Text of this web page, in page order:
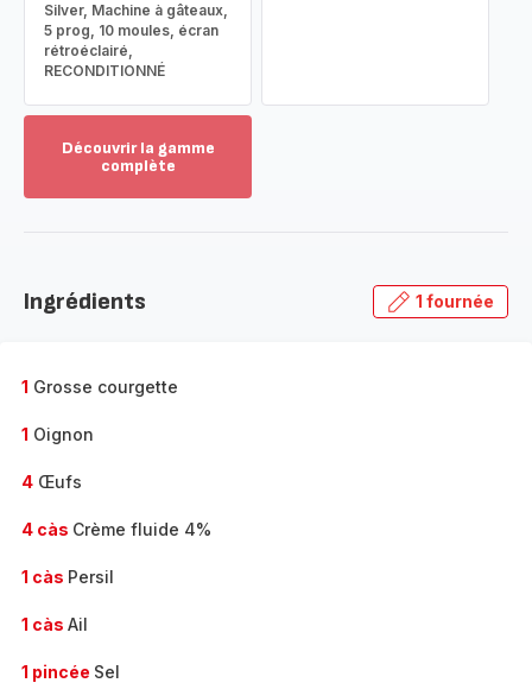
Silver, Machine à gâteaux,
5 prog, 10 moules, écran
rétroéclairé,
RECONDITIONNÉ
Découvrir la gamme
complète
gamme
Ingrédients 1 fournée
1 Grosse courgette
1 Oignon
4 Œufs
4 càs Crème fluide 4%
1 càs Persil
1 càs Ail
1 pincée Sel